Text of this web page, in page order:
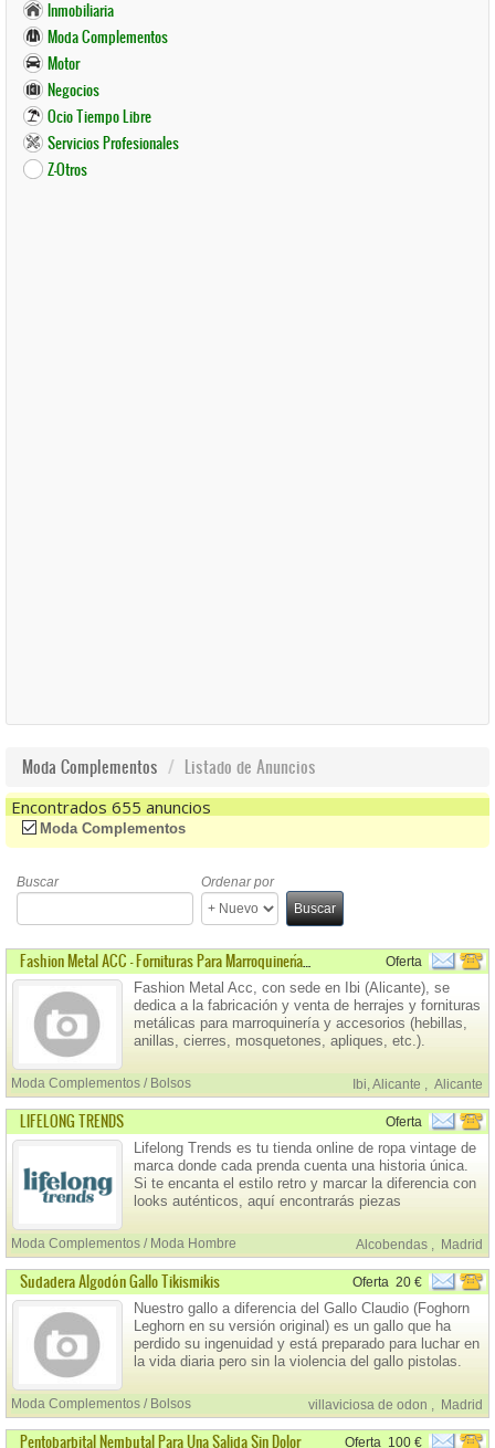
Inmobiliaria
Moda Complementos
Motor
Negocios
Ocio Tiempo Libre
Servicios Profesionales
Z-Otros
Moda Complementos Listado de Anuncios
Encontrados 655 anuncios
(-) Remove Moda Complementos Filter
Moda Complementos
Buscar
Ordenar por
Buscar
Fashion Metal ACC - Fornituras Para Marroquinerías De Bolsos Oferta
Fashion Metal Acc, con sede en Ibi (Alicante), se
dedica a la fabricación y venta de herrajes y fornituras
metálicas para marroquinería y accesorios (hebillas,
anillas, cierres, mosquetones, apliques, etc.).
Moda Complementos / Bolsos Ibi, Alicante , Alicante
LIFELONG TRENDS Oferta
Lifelong Trends es tu tienda online de ropa vintage de
marca donde cada prenda cuenta una historia única.
Si te encanta el estilo retro y marcar la diferencia con
looks auténticos, aquí encontrarás piezas
personalidad. Además, ¡disfruta de envío gratis en
España a partir de 70 €!
Moda Complementos / Moda Hombre Alcobendas , Madrid
Sudadera Algodón Gallo Tikismikis Oferta 20 €
Nuestro gallo a diferencia del Gallo Claudio (Foghorn
Leghorn en su versión original) es un gallo que ha
perdido su ingenuidad y está preparado para luchar en
la vida diaria pero sin la violencia del gallo pistolas.
Moda Complementos / Bolsos villaviciosa de odon , Madrid
Pentobarbital Nembutal Para Una Salida Sin Dolor Oferta 100 €